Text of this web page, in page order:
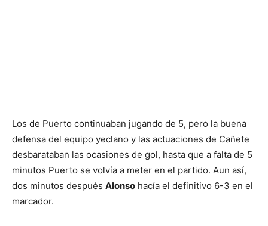
Los de Puerto continuaban jugando de 5, pero la buena
defensa del equipo yeclano y las actuaciones de Cañete
desbarataban las ocasiones de gol, hasta que a falta de 5
minutos Puerto se volvía a meter en el partido. Aun así,
dos minutos después Alonso hacía el definitivo 6-3 en el
marcador.